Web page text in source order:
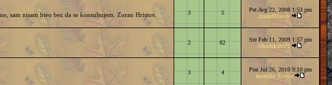
sam nisam hteo bez da se konsultujem. Zoran Hristov. 3 5
Pet Avg 22, 2008 1:53 pm
ZoranHristov
2 82
Sre Feb 11, 2009 1:57 pm
ObodskaMPI
3 4
Pon Jul 26, 2010 9:10 pm
Incendia_Eterna